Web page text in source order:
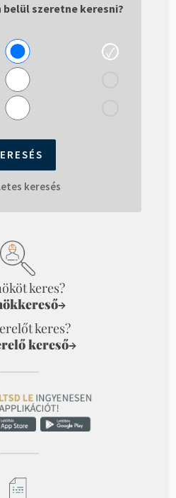
gépelni...
szeretne keresni?
keresés
keres?
→
keres?
kereső→